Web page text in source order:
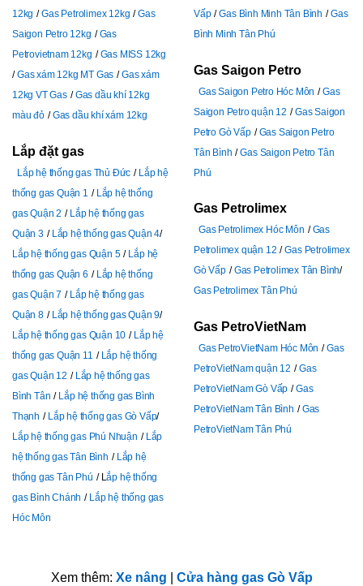
12kg
Gas Petrolimex 12kg
Gas
Saigon Petro 12kg
Gas
Petrovietnam 12kg
Gas MISS 12kg
Gas xám 12kg MT Gas
Gas xám
12kg VT Gas
Gas dầu khí 12kg
màu đỏ
Gas dầu khí xám 12kg
Lắp đặt gas
Lắp hệ thống gas Thủ Đức
Lắp hệ
thống gas Quận 1
Lắp hệ thống
gas Quận 2
Lắp hệ thống gas
Quận 3
Lắp hệ thống gas Quận 4
Lắp hệ thống gas Quận 5
Lắp hệ
thống gas Quận 6
Lắp hệ thống
gas Quận 7
Lắp hệ thống gas
Quận 8
Lắp hệ thống gas Quận 9
Lắp hệ thống gas Quận 10
Lắp hệ
thống gas Quận 11
Lắp hệ thống
gas Quận 12
Lắp hệ thống gas
Bình Tân
Lắp hệ thống gas Bình
Thạnh
Lắp hệ thống gas Gò Vấp
Lắp hệ thống gas Phú Nhuận
Lắp
hệ thống gas Tân Bình
Lắp hệ
thống gas Tân Phú
Lắp hệ thống
gas Bình Chánh
Lắp hệ thống gas
Hóc Môn
Vấp
Gas Bình Minh Tân Bình
Gas
Bình Minh Tân Phú
Gas Saigon Petro
Gas Saigon Petro Hóc Môn
Gas
Saigon Petro quận 12
Gas Saigon
Petro Gò Vấp
Gas Saigon Petro
Tân Bình
Gas Saigon Petro Tân
Phú
Gas Petrolimex
Gas Petrolimex Hóc Môn
Gas
Petrolimex quận 12
Gas Petrolimex
Gò Vấp
Gas Petrolimex Tân Bình
Gas Petrolimex Tân Phú
Gas PetroVietNam
Gas PetroVietNam Hóc Môn
Gas
PetroVietNam quận 12
Gas
PetroVietNam Gò Vấp
Gas
PetroVietNam Tân Bình
Gas
PetroVietNam Tân Phú
Xem thêm: Xe nâng Cửa hàng gas Gò Vấp